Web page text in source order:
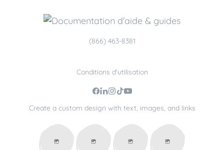
(866) 463-8381
Conditions d'utilisation
Create a custom design with text, images, and links